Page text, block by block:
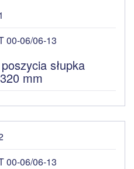
00-06/06-13
słupka
mm
00-06/06-13